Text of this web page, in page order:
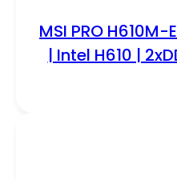
MSI PRO H610M-
| Intel H610 |